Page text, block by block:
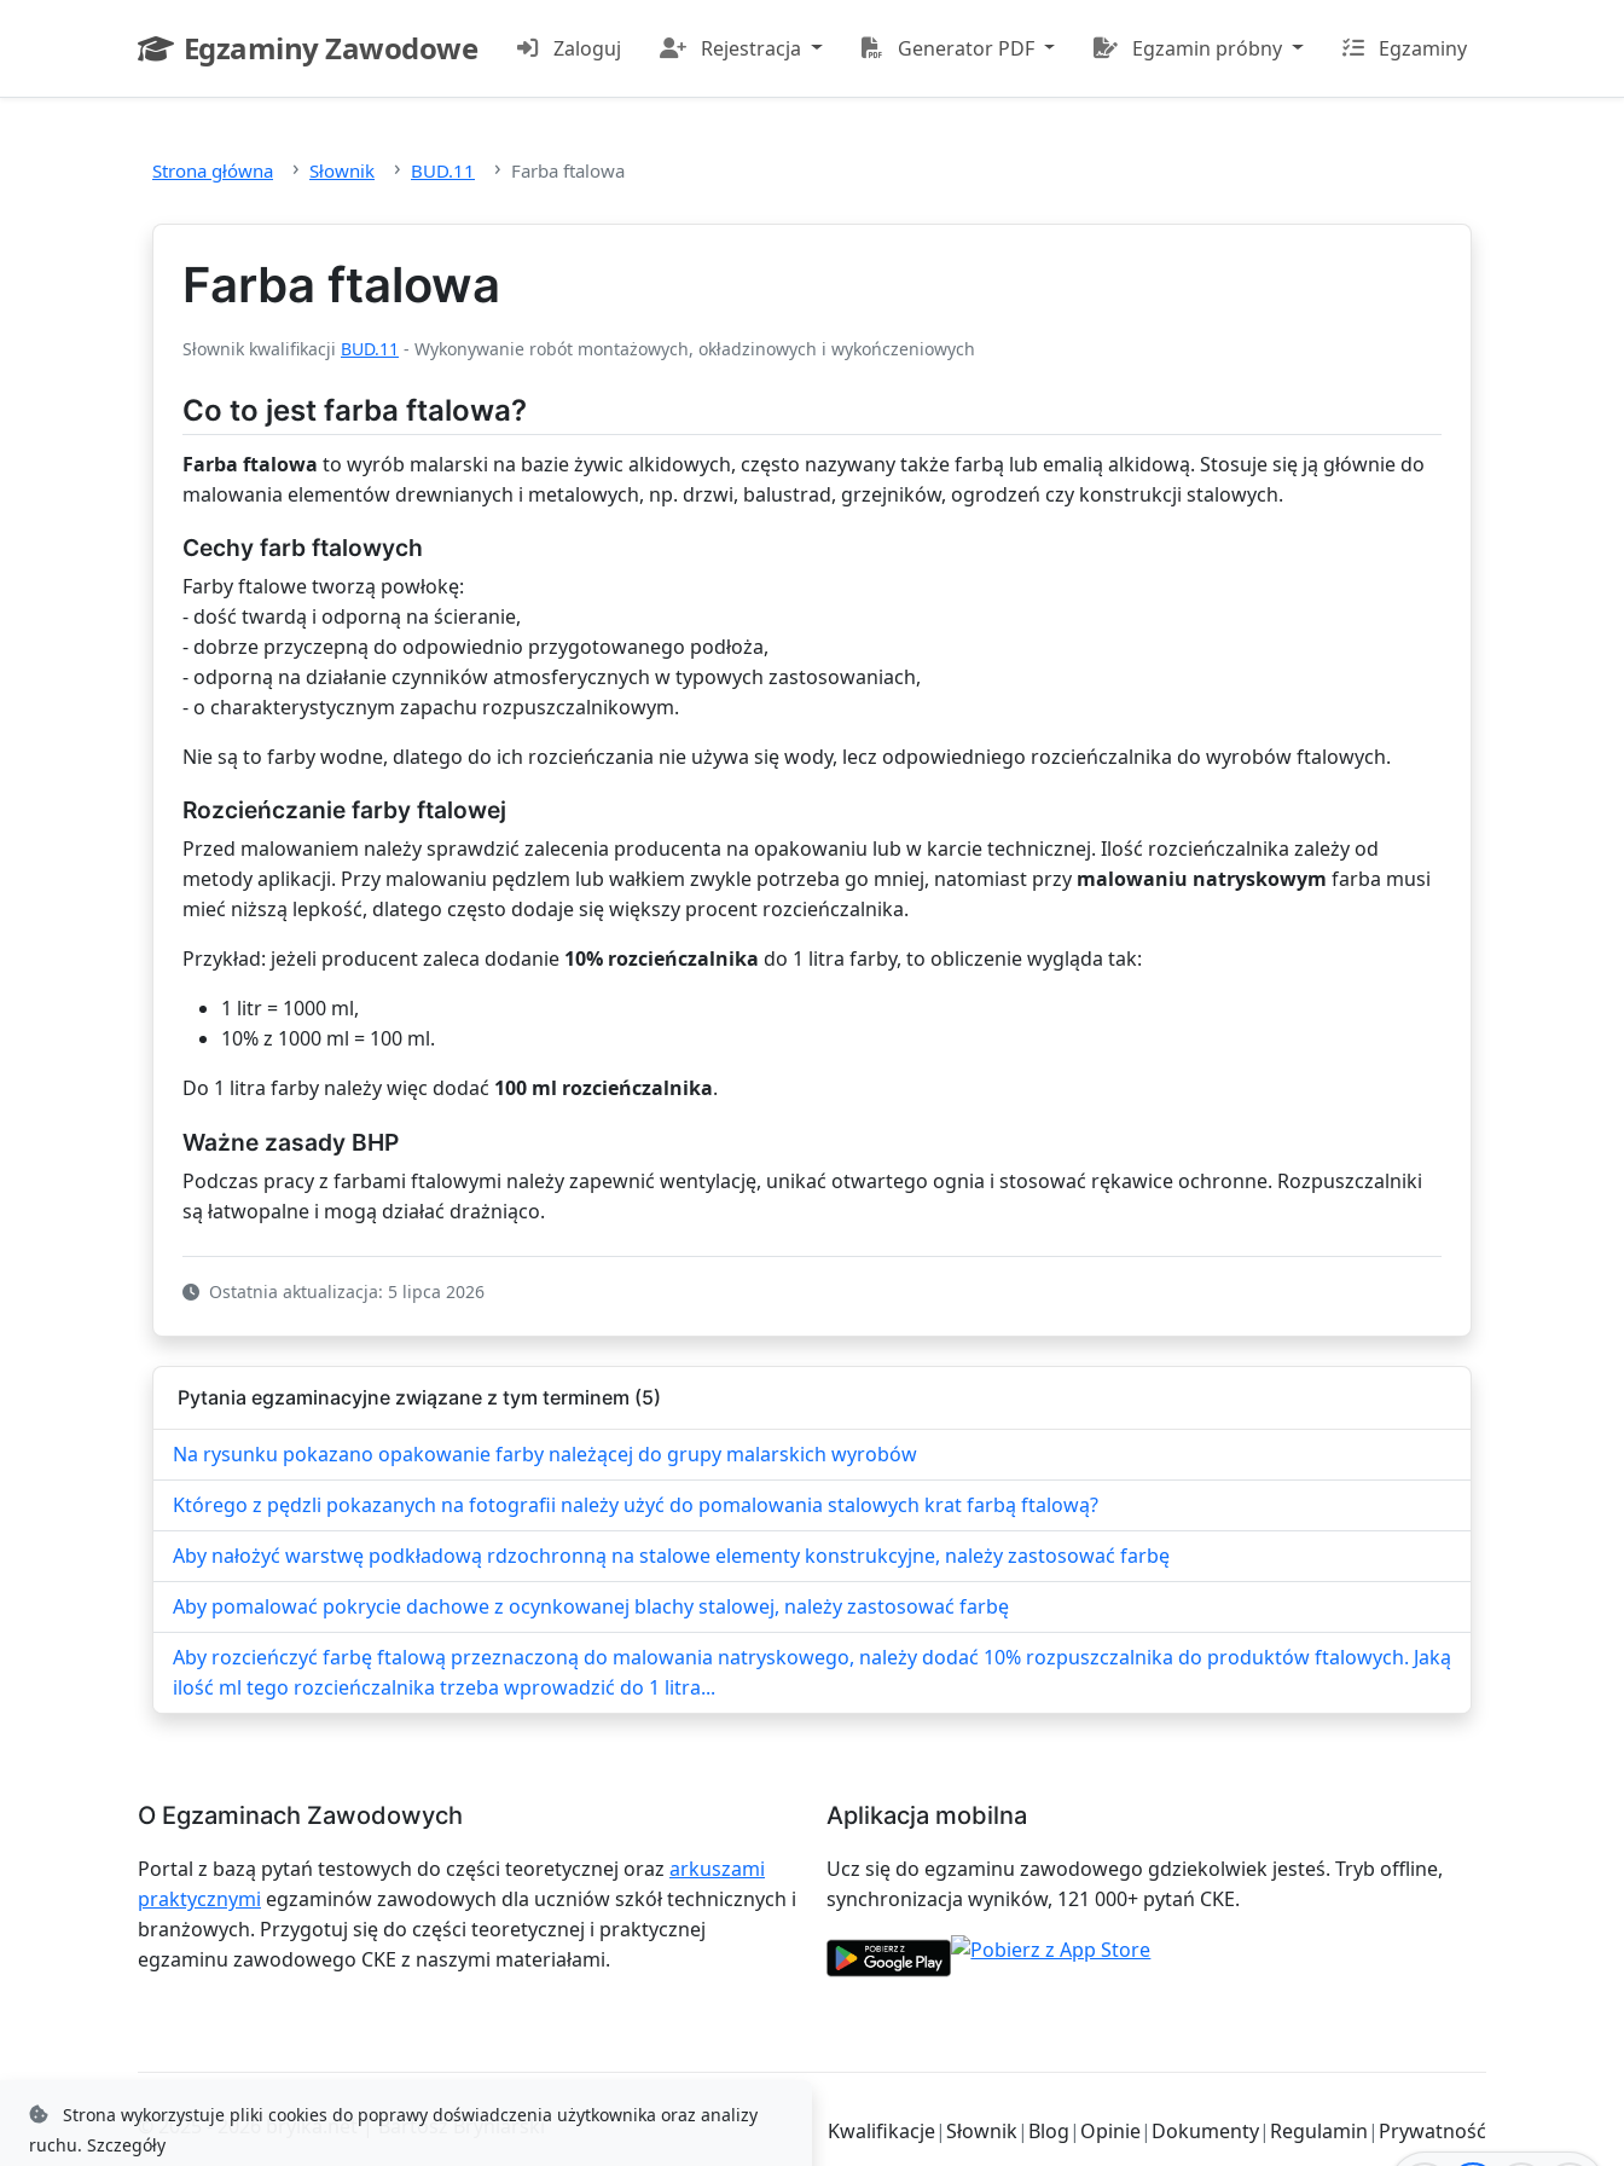
Egzaminy Zawodowe
- strona główna
Zaloguj Rejestracja Generator PDF Egzamin próbny Egzaminy
Strona główna Słownik BUD.11 Farba ftalowa
Farba ftalowa
Słownik kwalifikacji BUD.11 - Wykonywanie robót montażowych, okładzinowych i wykończeniowych
Co to jest farba ftalowa?
Farba ftalowa to wyrób malarski na bazie żywic alkidowych, często nazywany także farbą lub emalią alkidową. Stosuje się ją głównie do
malowania elementów drewnianych i metalowych, np. drzwi, balustrad, grzejników, ogrodzeń czy konstrukcji stalowych.
Cechy farb ftalowych
Farby ftalowe tworzą powłokę:
- dość twardą i odporną na ścieranie,
- dobrze przyczepną do odpowiednio przygotowanego podłoża,
- odporną na działanie czynników atmosferycznych w typowych zastosowaniach,
- o charakterystycznym zapachu rozpuszczalnikowym.
Nie są to farby wodne, dlatego do ich rozcieńczania nie używa się wody, lecz odpowiedniego rozcieńczalnika do wyrobów ftalowych.
Rozcieńczanie farby ftalowej
Przed malowaniem należy sprawdzić zalecenia producenta na opakowaniu lub w karcie technicznej. Ilość rozcieńczalnika zależy od
metody aplikacji. Przy malowaniu pędzlem lub wałkiem zwykle potrzeba go mniej, natomiast przy malowaniu natryskowym farba musi
mieć niższą lepkość, dlatego często dodaje się większy procent rozcieńczalnika.
Przykład: jeżeli producent zaleca dodanie 10% rozcieńczalnika do 1 litra farby, to obliczenie wygląda tak:
1 litr = 1000 ml,
10% z 1000 ml = 100 ml.
Do 1 litra farby należy więc dodać 100 ml rozcieńczalnika.
Ważne zasady BHP
Podczas pracy z farbami ftalowymi należy zapewnić wentylację, unikać otwartego ognia i stosować rękawice ochronne. Rozpuszczalniki
są łatwopalne i mogą działać drażniąco.
Ostatnia aktualizacja: 5 lipca 2026
Pytania egzaminacyjne związane z tym terminem (5)
Na rysunku pokazano opakowanie farby należącej do grupy malarskich wyrobów
Którego z pędzli pokazanych na fotografii należy użyć do pomalowania stalowych krat farbą ftalową?
Aby nałożyć warstwę podkładową rdzochronną na stalowe elementy konstrukcyjne, należy zastosować farbę
Aby pomalować pokrycie dachowe z ocynkowanej blachy stalowej, należy zastosować farbę
Aby rozcieńczyć farbę ftalową przeznaczoną do malowania natryskowego, należy dodać 10% rozpuszczalnika do produktów ftalowych. Jaką
ilość ml tego rozcieńczalnika trzeba wprowadzić do 1 litra...
O Egzaminach Zawodowych
Portal z bazą pytań testowych do części teoretycznej oraz arkuszami
praktycznymi egzaminów zawodowych dla uczniów szkół technicznych i
branżowych. Przygotuj się do części teoretycznej i praktycznej
egzaminu zawodowego CKE z naszymi materiałami.
Aplikacja mobilna
Ucz się do egzaminu zawodowego gdziekolwiek jesteś. Tryb offline,
synchronizacja wyników, 121 000+ pytań CKE.
© 2025 - 2026 brylka.net |Bartosz Bryniarski Kwalifikacje|Słownik| Blog| Opinie| Dokumenty| Regulamin| Prywatność
Strona wykorzystuje pliki cookies do poprawy doświadczenia użytkownika oraz analizy
ruchu. Szczegóły